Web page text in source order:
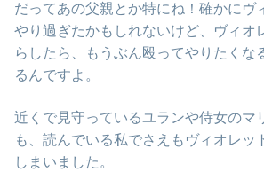
だってあの父親とか特にね！確かにヴ
やり過ぎたかもしれないけど、ヴィオ
らしたら、もうぶん殴ってやりたくな
るんですよ。
近くで見守っているユランや侍女のマ
も、読んでいる私でさえもヴィオレッ
しまいました。